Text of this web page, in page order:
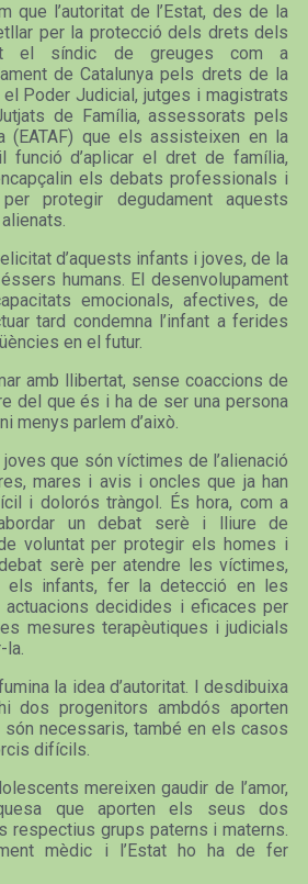
que l’autoritat de l’Estat, des de la
per la protecció dels drets dels
el síndic de greuges com a
de Catalunya pels drets de la
Poder Judicial, jutges i magistrats
de Família, assessorats pels
(EATAF) que els assisteixen en la
funció d’aplicar el dret de família,
els debats professionals i
protegir degudament aquests
d’aquests infants i joves, de la
humans. El desenvolupament
emocionals, afectives, de
tard condemna l’infant a ferides
en el futur.
amb llibertat, sense coaccions de
del que és i ha de ser una persona
menys parlem d’això.
que són víctimes de l’alienació
mares i avis i oncles que ja han
i dolorós tràngol. És hora, com a
un debat serè i lliure de
voluntat per protegir els homes i
serè per atendre les víctimes,
els infants, fer la detecció en les
decidides i eficaces per
mesures terapèutiques i judicials
la.
la idea d’autoritat. I desdibuixa
dos progenitors ambdós aporten
necessaris, també en els casos
difícils.
mereixen gaudir de l’amor,
que aporten els seus dos
respectius grups paterns i materns.
mèdic i l’Estat ho ha de fer